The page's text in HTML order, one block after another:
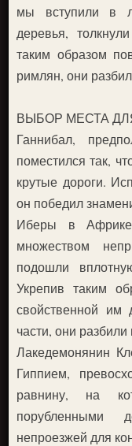
мы вступили в
деревья,
таким образом
римлян, они
ВЫБОР МЕСТА
Ганнибал,
поместился так,
крутые дороги.
он победил
Иберы в
множеством
подошли
Укрепив таким
свойственной им
части, они
Лакедемонянин
Гиппием,
равнину, на
порубленными
непроезжей для